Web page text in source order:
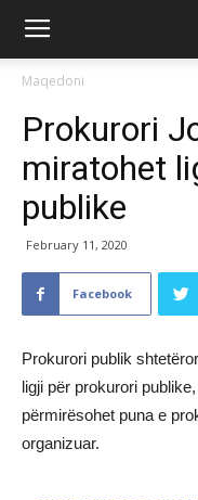
Maqedoni
Prokurori
miratohet
publike
February 11, 2020
Facebook
Prokurori publik
ligji për prokurori
përmirësohet puna e
organizuar.